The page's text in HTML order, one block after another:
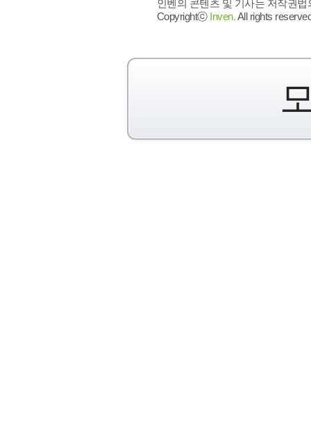
인벤의 콘텐츠 및 기사는 저작권
Copyrightⓒ Inven.All rights